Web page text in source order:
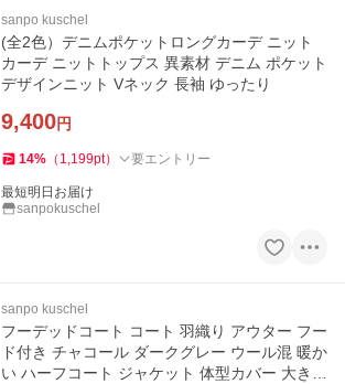
sanpo kuschel
(全2色）デニムポケットロングカーデ ニット
カーデ ニットトップス 異素材 デニム ポケット
デザインニット Vネック 長袖 ゆったり
9,400円
14% （ 1,199pt） 要エントリー
最短明日お届け
sanpokuschel
sanpo kuschel
フーデッドコート コート 羽織り アウター フー
ド付き チャコール ダークグレー ウール混 暖か
い ハーフコート ジャケット 体型カバー 大き目